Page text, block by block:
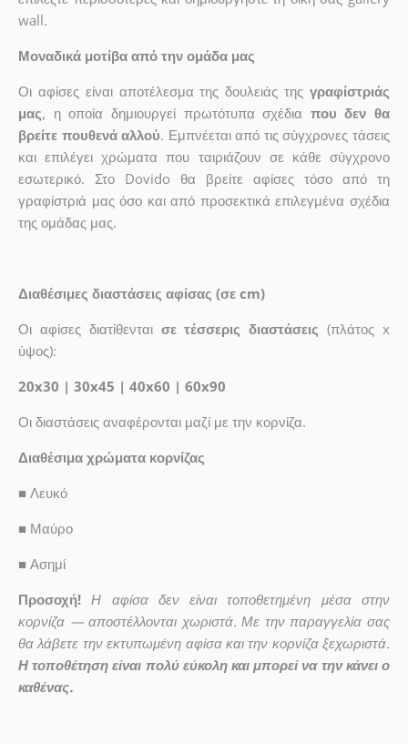
wall.
Μοναδικά μοτίβα από την ομάδα μας
Οι αφίσες είναι αποτέλεσμα της δουλειάς της γραφίστριάς
μας, η οποία δημιουργεί πρωτότυπα σχέδια που δεν θα
βρείτε πουθενά αλλού. Εμπνέεται από τις σύγχρονες τάσεις
και επιλέγει χρώματα που ταιριάζουν σε κάθε σύγχρονο
εσωτερικό. Στο Dovido θα βρείτε αφίσες τόσο από τη
γραφίστριά μας όσο και από προσεκτικά επιλεγμένα σχέδια
της ομάδας μας.
Διαθέσιμες διαστάσεις αφίσας (σε cm)
Οι αφίσες διατίθενται σε τέσσερις διαστάσεις (πλάτος x
ύψος):
20x30 | 30x45 | 40x60 | 60x90
Οι διαστάσεις αναφέρονται μαζί με την κορνίζα.
Διαθέσιμα χρώματα κορνίζας
■ Λευκό
■ Μαύρο
■ Ασημί
Προσοχή! Η αφίσα δεν είναι τοποθετημένη μέσα στην
κορνίζα — αποστέλλονται χωριστά. Με την παραγγελία σας
θα λάβετε την εκτυπωμένη αφίσα και την κορνίζα ξεχωριστά.
Η τοποθέτηση είναι πολύ εύκολη και μπορεί να την κάνει ο
καθένας.